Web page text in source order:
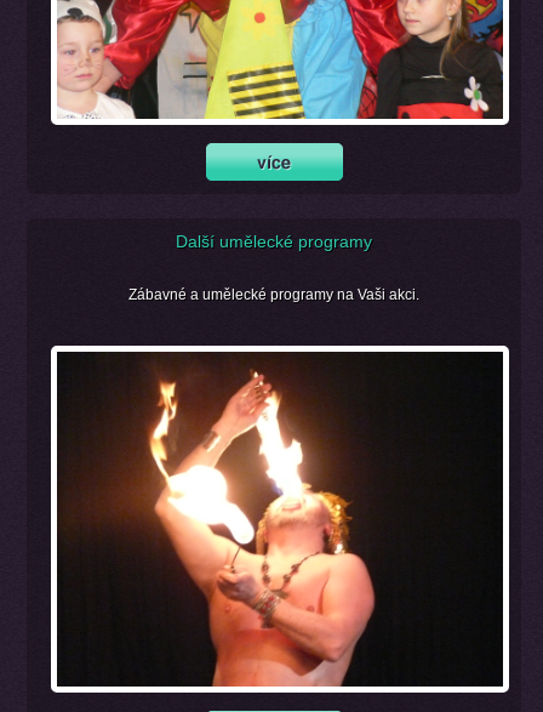
Další umělecké programy
Zábavné a umělecké programy na Vaši akci.